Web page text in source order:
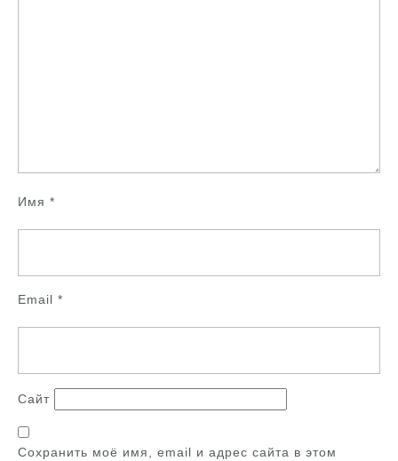
Имя *
Email *
Сайт
Сохранить моё имя, email и адрес сайта в этом